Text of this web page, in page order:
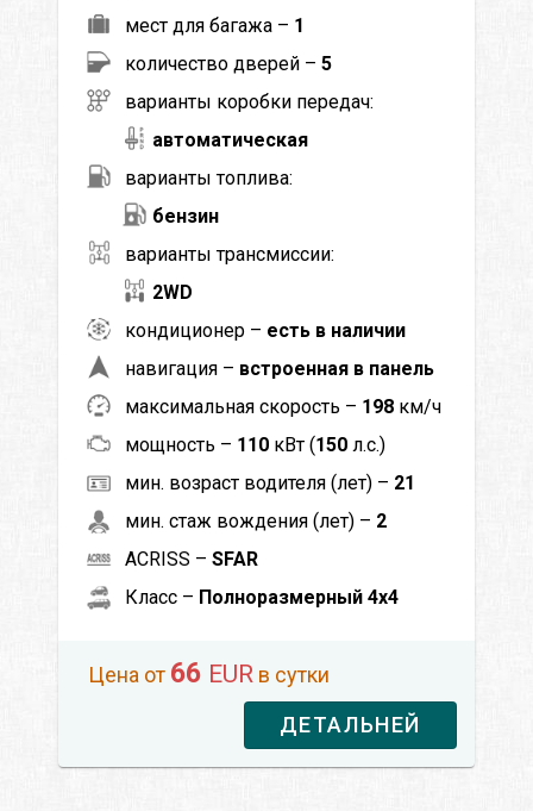
мест для багажа – 1
количество дверей – 5
варианты коробки передач:
автоматическая
варианты топлива:
бензин
варианты трансмиссии:
2WD
кондиционер – есть в наличии
навигация – встроенная в панель
максимальная скорость – 198 км/ч
мощность – 110 кВт (150 л.с.)
мин. возраст водителя (лет) – 21
мин. стаж вождения (лет) – 2
ACRISS – SFAR
Класс – Полноразмерный 4x4
Цена от 66 EUR в сутки
ДЕТАЛЬНЕЙ